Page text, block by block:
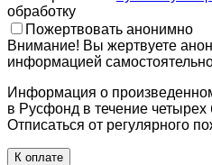
обработку
Пожертвовать анонимно
Внимание! Вы жертвуете
информацией
Информация о
в Русфонд в течение четырех
Отписаться от регулярного
К оплате